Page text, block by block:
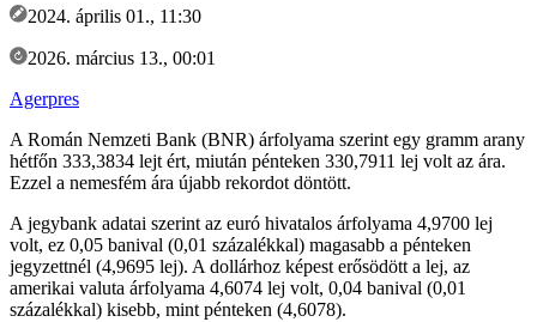
2024. április 01., 11:30
2026. március 13., 00:01
Agerpres
A Román Nemzeti Bank (BNR) árfolyama szerint egy gramm arany
hétfőn 333,3834 lejt ért, miután pénteken 330,7911 lej volt az ára.
Ezzel a nemesfém ára újabb rekordot döntött.
A jegybank adatai szerint az euró hivatalos árfolyama 4,9700 lej
volt, ez 0,05 banival (0,01 százalékkal) magasabb a pénteken
jegyzettnél (4,9695 lej). A dollárhoz képest erősödött a lej, az
amerikai valuta árfolyama 4,6074 lej volt, 0,04 banival (0,01
százalékkal) kisebb, mint pénteken (4,6078).